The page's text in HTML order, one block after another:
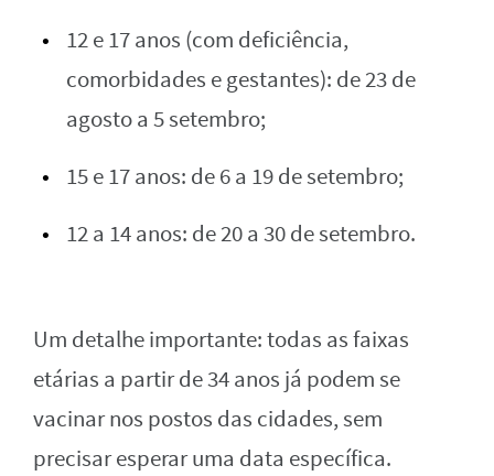
12 e 17 anos (com deficiência,
comorbidades e gestantes): de 23 de
agosto a 5 setembro;
15 e 17 anos: de 6 a 19 de setembro;
12 a 14 anos: de 20 a 30 de setembro.
Um detalhe importante: todas as faixas
etárias a partir de 34 anos já podem se
vacinar nos postos das cidades, sem
precisar esperar uma data específica.